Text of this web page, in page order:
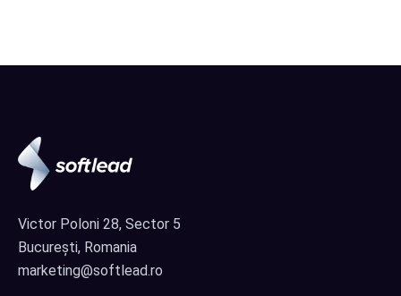
Victor Poloni 28, Sector 5
București, Romania
marketing@softlead.ro